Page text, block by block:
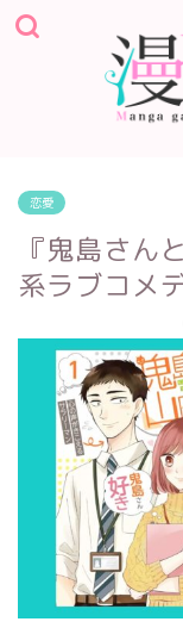
恋愛
『鬼島さん
系ラブコメ